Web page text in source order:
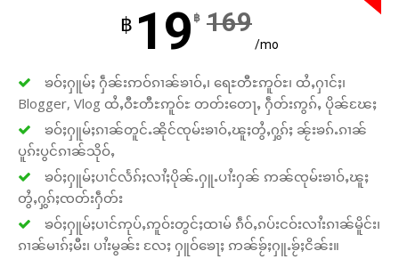
฿ 19 ฿ 169
/mo
ၶဝ်ႈႁူမ်ႈ ႁဵၼ်းဢဝ်ၵၢၼ်ၶၢဝ်ႇ၊ ရေႊတီႊဢူဝ်ႊ၊ ထႆႇႁၢင်ႈ၊
Blogger, Vlog ထႆႇဝီႊတီႊဢူဝ်ႊ တတ်းတေႃႇ ႁဵတ်းဢွၵ်ႇ ပိုၼ်ၽႄႈ
ၶဝ်ႈႁူမ်ႈၵၢၼ်တူင်ႉၼိုင်ၸုမ်းၶၢဝ်ႇၽူႈတွႆႇႁွၵ်ႈ ၼႂ်းၶၵ်ႉၵၢၼ်
ပူၵ်းပွင်ၵၢၼ်သိုဝ်ႇ
ၶဝ်ႈႁူမ်ႈပၢင်လႅၵ်ႈလၢႆႈပိုၼ်ႉႁူႉပၢႆးႁၼ် ဢၼ်ၸုမ်းၶၢဝ်ႇၽူႈ
တွႆႇႁွၵ်ႈၸတ်းႁဵတ်း
ၶဝ်ႈႁူမ်ႈပၢင်ဢုပ်ႇဢူဝ်းတွင်ႈထၢမ် ၵဵဝ်ႇၵပ်းငဝ်းလၢႆးၵၢၼ်မိူင်း၊
ၵၢၼ်မၢၵ်ႈမီး၊ ပၢႆးမွၼ်း လႄႈ ႁူဝ်ၶေႃႈ ဢၼ်ၶႂ်ႈႁူႉၶႂ်ႈငိၼ်း။